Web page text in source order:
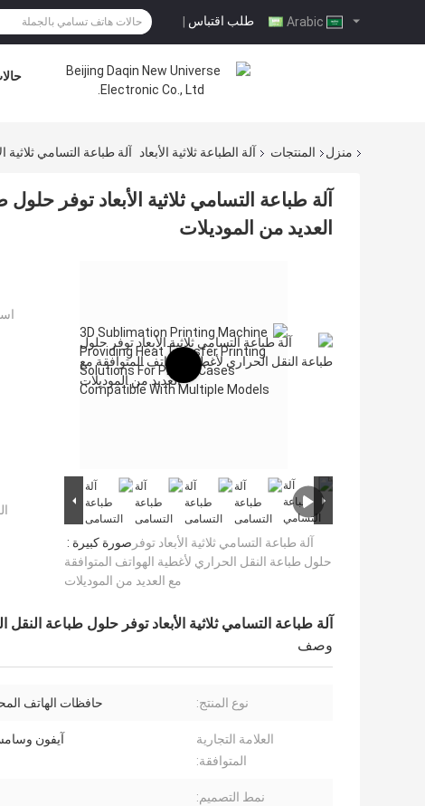
طلب اقتباس |
منزل المنتجات آلة الطباعة ثلاثية الأبعاد آلة طباعة التسامي ثلاثية
آلة طباعة التسامي ثلاثية الأبعاد توفر
العديد من الموديلات
صورة كبيرة : آلة طباعة التسامي ثلاثية الأبعاد توفر
حلول طباعة النقل الحراري لأغطية الهواتف المتوافقة
مع العديد من الموديلات
آلة طباعة التسامي ثلاثية الأبعاد توفر حلول طباعة
وصف
نوع المنتج: حافظات الهاتف
العلامة التجارية
المتوافقة:
آيفون
نمط التصميم: